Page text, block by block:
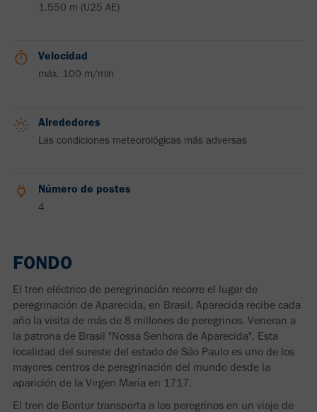
1.550 m (U25 AE)
Velocidad
máx. 100 m/min
Alrededores
Las condiciones meteorológicas más adversas
Número de postes
4
FONDO
El tren eléctrico de peregrinación recorre el lugar de
peregrinación de Aparecida, en Brasil. Aparecida recibe cada
año la visita de más de 8 millones de peregrinos. Veneran a
la patrona de Brasil "Nossa Senhora de Aparecida". Esta
localidad del sureste del estado de São Paulo es uno de los
mayores centros de peregrinación del mundo desde la
aparición de la Virgen María en 1717.
El tren de Bontur transporta a los peregrinos en un viaje de